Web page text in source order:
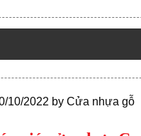
10/2022 by Cửa nhựa gỗ